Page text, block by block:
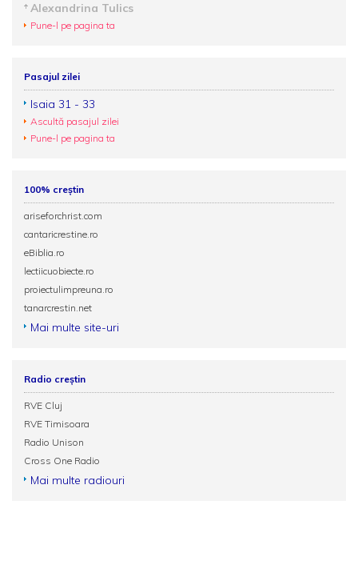
Alexandrina Tulics
Pune-l pe pagina ta
Pasajul zilei
Isaia 31 - 33
Ascultă pasajul zilei
Pune-l pe pagina ta
100% creștin
ariseforchrist.com
cantaricrestine.ro
eBiblia.ro
lectiicuobiecte.ro
proiectulimpreuna.ro
tanarcrestin.net
Mai multe site-uri
Radio creștin
RVE Cluj
RVE Timisoara
Radio Unison
Cross One Radio
Mai multe radiouri